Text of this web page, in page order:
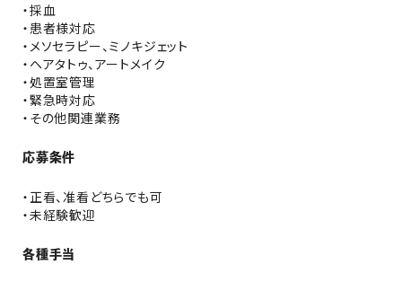
・採血
・患者様対応
・メソセラピー、ミノキジェット
・ヘアタトゥ、アートメイク
・処置室管理
・緊急時対応
・その他関連業務
応募条件
・正看、准看どちらでも可
・未経験歓迎
各種手当